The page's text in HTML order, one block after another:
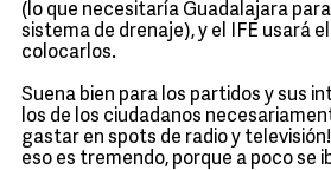
(lo que necesitaría Guadalajara
sistema de drenaje), y el IFE usará
colocarlos.
Suena bien para los partidos y sus
los de los ciudadanos
gastar en spots de radio y
eso es tremendo, porque a poco se